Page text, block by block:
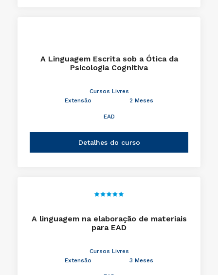
A Linguagem Escrita sob a Ótica da
Psicologia Cognitiva
Cursos Livres
Extensão
2 Meses
EAD
Detalhes do curso
A linguagem na elaboração de materiais
para EAD
Cursos Livres
Extensão
3 Meses